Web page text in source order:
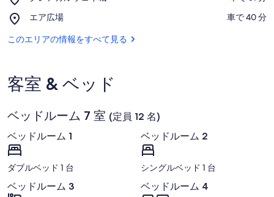
バ
ー・
ー
ナ
レ
ガ
ェ
イ
エア広場
Place,
ア
‪車で 40 分‬
このエリアの情報をすべて見る
客室 & ベッド
ベッドルーム 7 室 (定員 12 名)
ベッドルーム 1
ダブルベッド 1 台
ベッドルーム 2
シングルベッド 1 台
ベッドルーム 3 ベッドルーム 4